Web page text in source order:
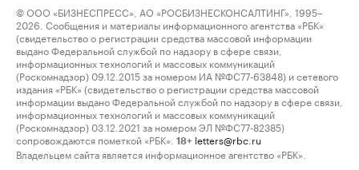
© ООО «БИЗНЕСПРЕСС», АО «РОСБИЗНЕСКОНСАЛТИНГ», 1995–
2026. Сообщения и материалы информационного агентства «РБК»
(свидетельство о регистрации средства массовой информации
выдано Федеральной службой по надзору в сфере связи,
информационных технологий и массовых коммуникаций
(Роскомнадзор) 09.12.2015 за номером ИА №ФС77-63848) и сетевого
издания «РБК» (свидетельство о регистрации средства массовой
информации выдано Федеральной службой по надзору в сфере связи,
информационных технологий и массовых коммуникаций
(Роскомнадзор) 03.12.2021 за номером ЭЛ №ФС77-82385)
сопровождаются пометкой «РБК».
18+ letters@rbc.ru
Владельцем сайта является информационное агентство «РБК».